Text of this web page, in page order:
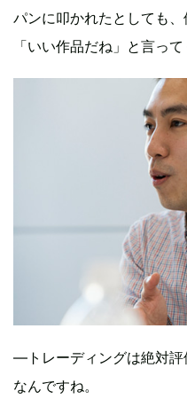
パンに叩かれたとしても
「いい作品だね」と言っ
―トレーディングは絶対評
なんですね。